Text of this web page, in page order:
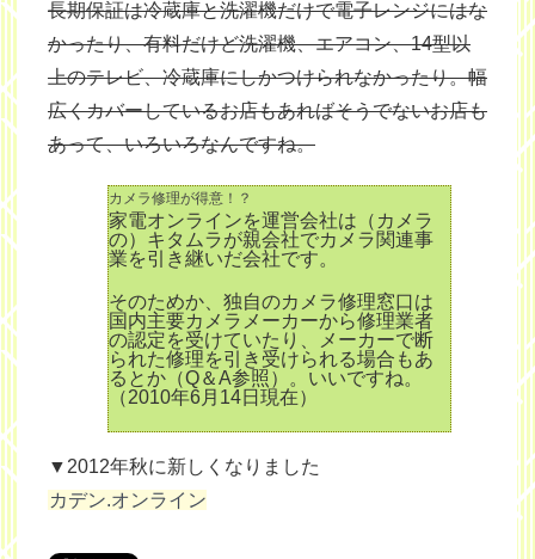
長期保証は冷蔵庫と洗濯機だけで電子レンジにはな
かったり、有料だけど洗濯機、エアコン、14型以
上のテレビ、冷蔵庫にしかつけられなかったり。幅
広くカバーしているお店もあればそうでないお店も
あって、いろいろなんですね。
カメラ修理が得意！？
家電オンラインを運営会社は（カメラ
の）キタムラが親会社でカメラ関連事
業を引き継いだ会社です。
そのためか、独自のカメラ修理窓口は
国内主要カメラメーカーから修理業者
の認定を受けていたり、メーカーで断
られた修理を引き受けられる場合もあ
るとか（Q＆A参照）。いいですね。
（2010年6月14日現在）
▼2012年秋に新しくなりました
カデン.オンライン